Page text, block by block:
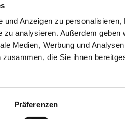
und Anzeigen zu
zu analysieren. Außerdem
Medien, Werbung und
die Sie ihnen
Präferenzen
Allgemeine